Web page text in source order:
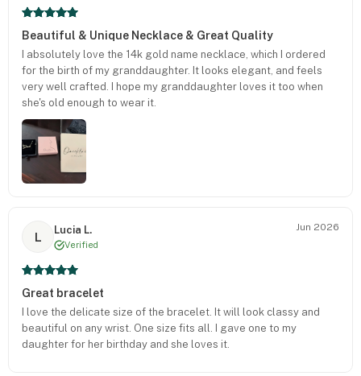
Beautiful & Unique Necklace & Great Quality
I absolutely love the 14k gold name necklace, which I ordered
for the birth of my granddaughter. It looks elegant, and feels
very well crafted. I hope my granddaughter loves it too when
she's old enough to wear it.
L
Lucia L.
Verified
Jun 2026
Great bracelet
I love the delicate size of the bracelet. It will look classy and
beautiful on any wrist. One size fits all. I gave one to my
daughter for her birthday and she loves it.